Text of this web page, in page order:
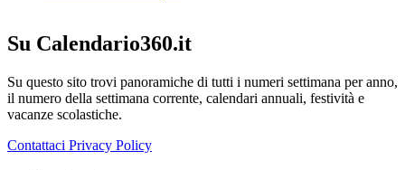
Su Calendario360.it
Su questo sito trovi panoramiche di tutti i numeri settimana per anno,
il numero della settimana corrente, calendari annuali, festività e
vacanze scolastiche.
Contattaci Privacy Policy